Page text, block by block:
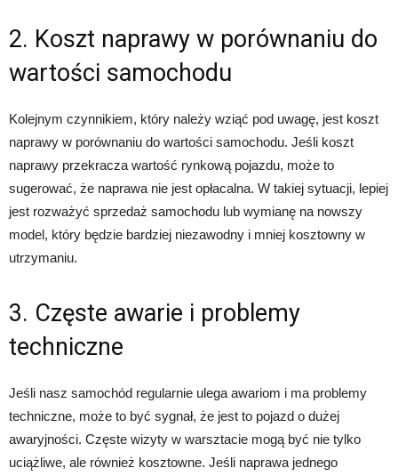
2. Koszt naprawy w porównaniu do
wartości samochodu
Kolejnym czynnikiem, który należy wziąć pod uwagę, jest koszt
naprawy w porównaniu do wartości samochodu. Jeśli koszt
naprawy przekracza wartość rynkową pojazdu, może to
sugerować, że naprawa nie jest opłacalna. W takiej sytuacji, lepiej
jest rozważyć sprzedaż samochodu lub wymianę na nowszy
model, który będzie bardziej niezawodny i mniej kosztowny w
utrzymaniu.
3. Częste awarie i problemy
techniczne
Jeśli nasz samochód regularnie ulega awariom i ma problemy
techniczne, może to być sygnał, że jest to pojazd o dużej
awaryjności. Częste wizyty w warsztacie mogą być nie tylko
uciążliwe, ale również kosztowne. Jeśli naprawa jednego